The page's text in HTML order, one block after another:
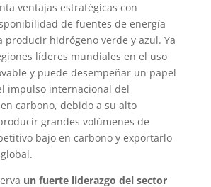
ventajas estratégicas con
de fuentes de energía
producir hidrógeno verde y azul. Ya
líderes mundiales en el uso
y puede desempeñar un papel
impulso internacional del
carbono, debido a su alto
grandes volúmenes de
bajo en carbono y exportarlo
un fuerte liderazgo del sector